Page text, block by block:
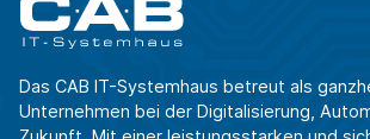
Das CAB IT-Systemhaus betreut als
Unternehmen bei der Digitalisierung,